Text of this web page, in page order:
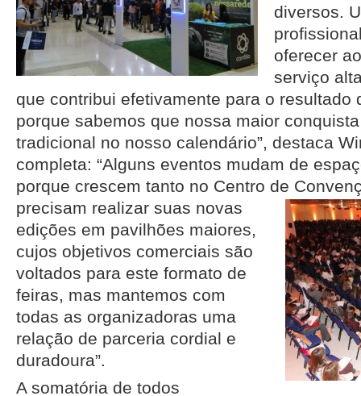
diversos.
oferecer
serviço
que contribui efetivamente para o resultado
porque sabemos que nossa maior
tradicional no nosso calendário”, destaca
completa: “Alguns eventos mudam de
porque crescem tanto no Centro de
precisam realizar suas novas
edições em pavilhões maiores,
cujos objetivos comerciais são
voltados para este formato de
feiras, mas mantemos com
todas as organizadoras uma
relação de parceria cordial e
duradoura”.
A somatória de todos